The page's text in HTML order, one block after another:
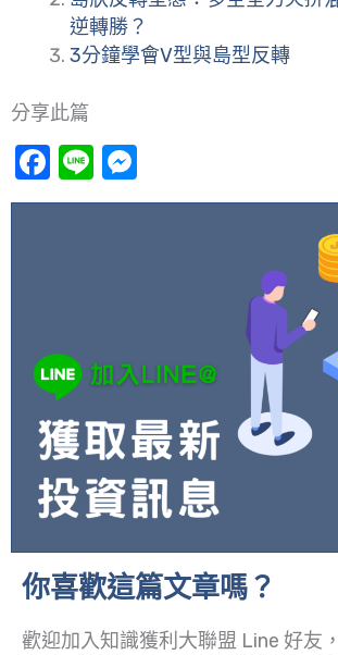
逆轉勝？
3分鐘學會V型與島型反轉
分享此篇
Facebook
Line
你喜歡這篇文章嗎？
歡迎加入知識獲利大聯盟 Line 好友